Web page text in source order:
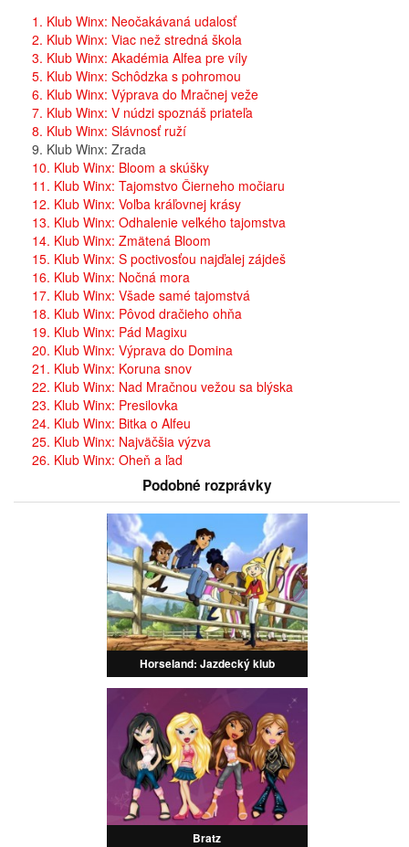
1. Klub Winx: Neočakávaná udalosť
2. Klub Winx: Viac než stredná škola
3. Klub Winx: Akadémia Alfea pre víly
5. Klub Winx: Schôdzka s pohromou
6. Klub Winx: Výprava do Mračnej veže
7. Klub Winx: V núdzi spoznáš priateľa
8. Klub Winx: Slávnosť ruží
9. Klub Winx: Zrada
10. Klub Winx: Bloom a skúšky
11. Klub Winx: Tajomstvo Čierneho močiaru
12. Klub Winx: Voľba kráľovnej krásy
13. Klub Winx: Odhalenie veľkého tajomstva
14. Klub Winx: Zmätená Bloom
15. Klub Winx: S poctivosťou najďalej zájdeš
16. Klub Winx: Nočná mora
17. Klub Winx: Všade samé tajomstvá
18. Klub Winx: Pôvod dračieho ohňa
19. Klub Winx: Pád Magixu
20. Klub Winx: Výprava do Domina
21. Klub Winx: Koruna snov
22. Klub Winx: Nad Mračnou vežou sa blýska
23. Klub Winx: Presilovka
24. Klub Winx: Bitka o Alfeu
25. Klub Winx: Najväčšia výzva
26. Klub Winx: Oheň a ľad
Podobné rozprávky
Horseland: Jazdecký klub
Bratz